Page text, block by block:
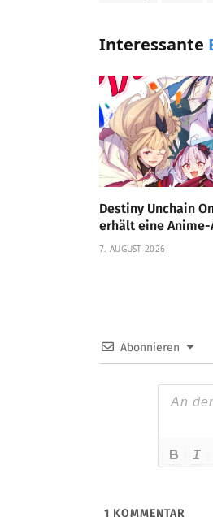
Interessante
Destiny Unchain
erhält eine
7. AUGUST 2026
Abonnieren
1 KOMMENTAR